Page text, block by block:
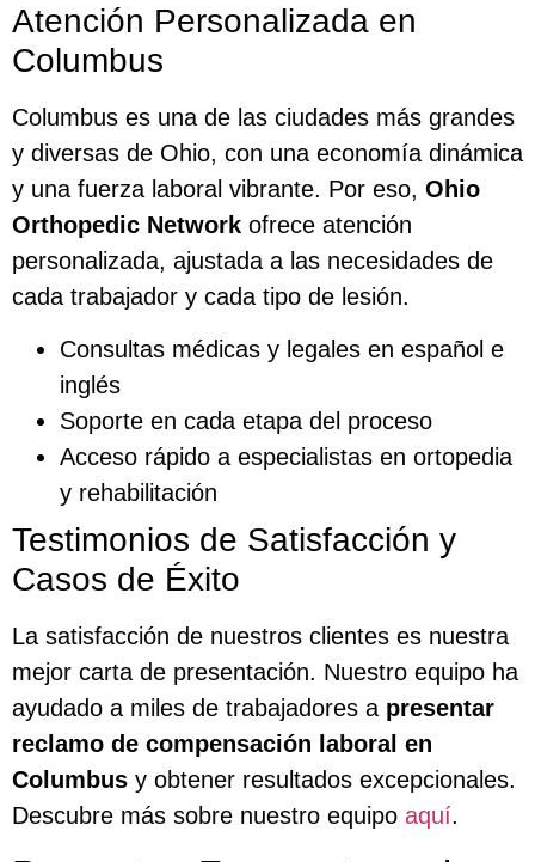
Atención Personalizada en
Columbus
Columbus es una de las ciudades más grandes
y diversas de Ohio, con una economía dinámica
y una fuerza laboral vibrante. Por eso, Ohio
Orthopedic Network ofrece atención
personalizada, ajustada a las necesidades de
cada trabajador y cada tipo de lesión.
Consultas médicas y legales en español e
inglés
Soporte en cada etapa del proceso
Acceso rápido a especialistas en ortopedia
y rehabilitación
Testimonios de Satisfacción y
Casos de Éxito
La satisfacción de nuestros clientes es nuestra
mejor carta de presentación. Nuestro equipo ha
ayudado a miles de trabajadores a presentar
reclamo de compensación laboral en
Columbus y obtener resultados excepcionales.
Descubre más sobre nuestro equipo aquí.